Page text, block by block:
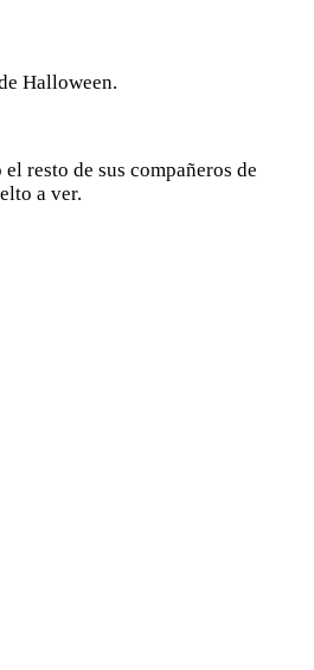
Halloween.
resto de sus compañeros de
a ver.